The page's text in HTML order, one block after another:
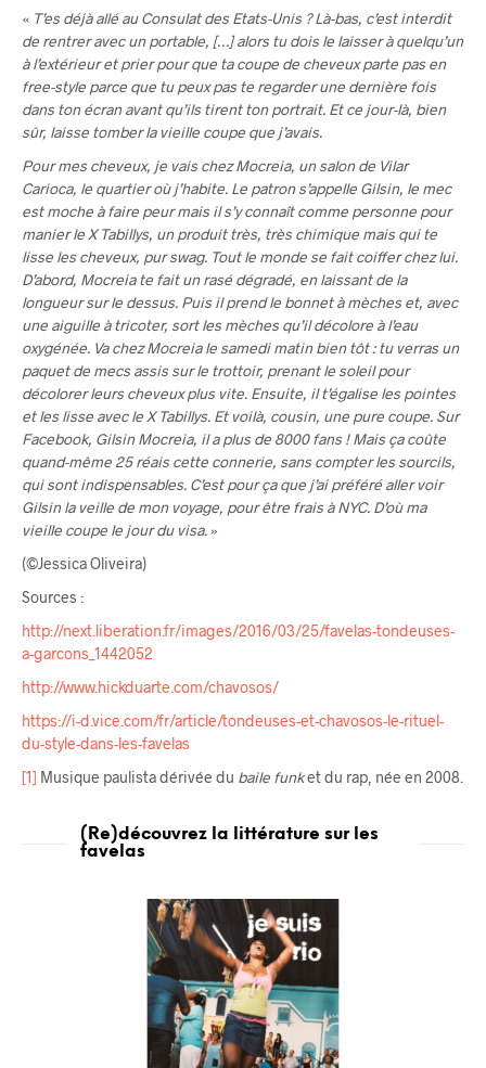
« T’es déjà allé au Consulat des Etats-Unis ? Là-bas, c’est interdit
de rentrer avec un portable, […] alors tu dois le laisser à quelqu’un
à l’extérieur et prier pour que ta coupe de cheveux parte pas en
free-style parce que tu peux pas te regarder une dernière fois
dans ton écran avant qu’ils tirent ton portrait. Et ce jour-là, bien
sûr, laisse tomber la vieille coupe que j’avais.
Pour mes cheveux, je vais chez Mocreia, un salon de Vilar
Carioca, le quartier où j’habite. Le patron s’appelle Gilsin, le mec
est moche à faire peur mais il s’y connaît comme personne pour
manier le X Tabillys, un produit très, très chimique mais qui te
lisse les cheveux, pur swag. Tout le monde se fait coiffer chez lui.
D’abord, Mocreia te fait un rasé dégradé, en laissant de la
longueur sur le dessus. Puis il prend le bonnet à mèches et, avec
une aiguille à tricoter, sort les mèches qu’il décolore à l’eau
oxygénée. Va chez Mocreia le samedi matin bien tôt : tu verras un
paquet de mecs assis sur le trottoir, prenant le soleil pour
décolorer leurs cheveux plus vite. Ensuite, il t’égalise les pointes
et les lisse avec le X Tabillys. Et voilà, cousin, une pure coupe. Sur
Facebook, Gilsin Mocreia, il a plus de 8000 fans ! Mais ça coûte
quand-même 25 réais cette connerie, sans compter les sourcils,
qui sont indispensables. C’est pour ça que j’ai préféré aller voir
Gilsin la veille de mon voyage, pour être frais à NYC. D’où ma
vieille coupe le jour du visa. »
(©Jessica Oliveira)
Sources :
http://next.liberation.fr/images/2016/03/25/favelas-tondeuses-
a-garcons_1442052
http://www.hickduarte.com/chavosos/
https://i-d.vice.com/fr/article/tondeuses-et-chavosos-le-rituel-
du-style-dans-les-favelas
[1] Musique paulista dérivée du baile funket du rap, née en 2008.
(Re)découvrez la littérature sur les
favelas